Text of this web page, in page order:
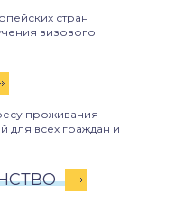
стран
визового
проживания
для всех граждан и